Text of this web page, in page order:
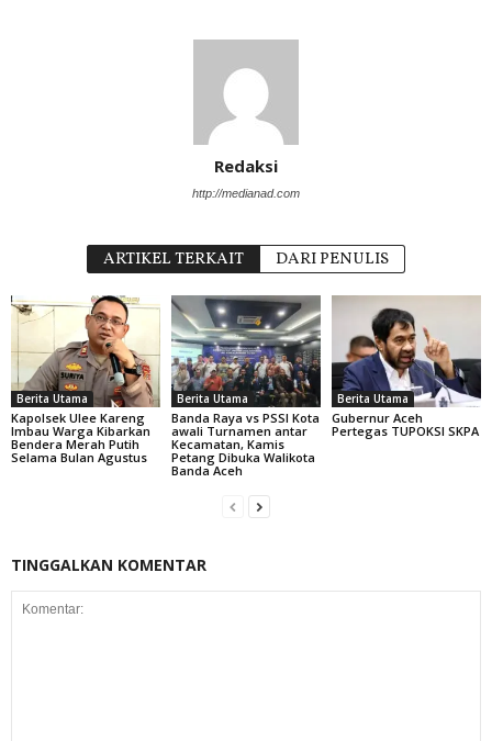
Redaksi
http://medianad.com
ARTIKEL TERKAIT DARI PENULIS
Berita Utama
Kapolsek Ulee Kareng
Imbau Warga Kibarkan
Bendera Merah Putih
Selama Bulan Agustus
Berita Utama
Banda Raya vs PSSI Kota
awali Turnamen antar
Kecamatan, Kamis
Petang Dibuka Walikota
Banda Aceh
Berita Utama
Gubernur Aceh
Pertegas TUPOKSI SKPA
TINGGALKAN KOMENTAR